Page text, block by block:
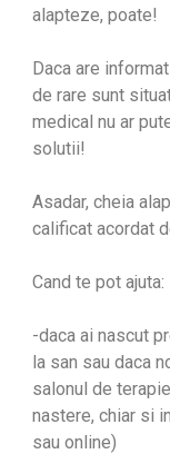
alapteze, poate!
Daca are
de rare sunt
medical nu ar
solutii!
Asadar, cheia
calificat acordat
Cand te pot ajuta:
-daca ai nascut
la san sau daca
salonul de
nastere, chiar si
sau online)